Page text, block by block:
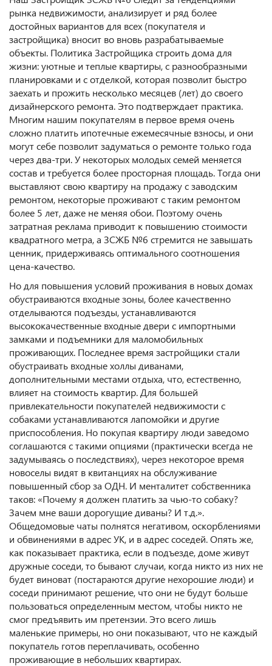
рынка недвижимости, анализирует и ряд более
достойных вариантов для всех (покупателя и
застройщика) вносит во вновь разрабатываемые
объекты. Политика Застройщика строить дома для
жизни: уютные и теплые квартиры, с разнообразными
планировками и с отделкой, которая позволит быстро
заехать и прожить несколько месяцев (лет) до своего
дизайнерского ремонта. Это подтверждает практика.
Многим нашим покупателям в первое время очень
сложно платить ипотечные ежемесячные взносы, и они
могут себе позволит задуматься о ремонте только года
через два-три. У некоторых молодых семей меняется
состав и требуется более просторная площадь. Тогда они
выставляют свою квартиру на продажу с заводским
ремонтом, некоторые проживают с таким ремонтом
более 5 лет, даже не меняя обои. Поэтому очень
затратная реклама приводит к повышению стоимости
квадратного метра, а ЗСЖБ №6 стремится не завышать
ценник, придерживаясь оптимального соотношения
цена-качество.
Но для повышения условий проживания в новых домах
обустраиваются входные зоны, более качественно
отделываются подъезды, устанавливаются
высококачественные входные двери с импортными
замками и подъемники для маломобильных
проживающих. Последнее время застройщики стали
обустраивать входные холлы диванами,
дополнительными местами отдыха, что, естественно,
влияет на стоимость квартир. Для большей
привлекательности покупателей недвижимости с
собаками устанавливаются лапомойки и другие
приспособления. Но покупая квартиру люди заведомо
соглашаются с такими опциями (практически всегда не
задумываясь о последствиях), через некоторое время
новоселы видят в квитанциях на обслуживание
повышенный сбор за ОДН. И менталитет собственника
таков: «Почему я должен платить за чью-то собаку?
Зачем мне ваши дорогущие диваны? И т.д.».
Общедомовые чаты полнятся негативом, оскорблениями
и обвинениями в адрес УК, и в адрес соседей. Опять же,
как показывает практика, если в подъезде, доме живут
дружные соседи, то бывают случаи, когда никто из них не
будет виноват (постараются другие нехорошие люди) и
соседи принимают решение, что они не будут больше
пользоваться определенным местом, чтобы никто не
смог предъявить им претензии. Это всего лишь
маленькие примеры, но они показывают, что не каждый
покупатель готов переплачивать, особенно
проживающие в небольших квартирах.